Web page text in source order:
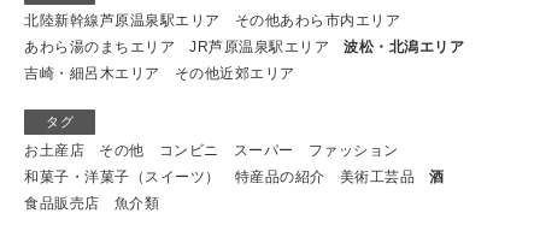
北陸新幹線芦原温泉駅エリア
その他あわら市内エリア
あわら湯のまちエリア
JR芦原温泉駅エリア
波松・北潟エリア
吉崎・細呂木エリア
その他近郊エリア
タグ
お土産店 その他 コンビニ スーパー
ファッション
和菓子・洋菓子（スイーツ）
特産品の紹介 美術工芸品
酒
食品販売店
魚介類